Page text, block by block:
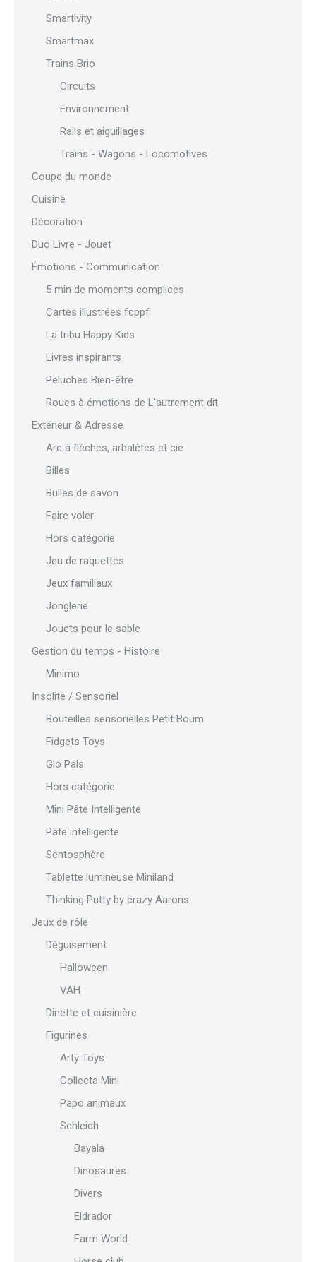
Smartivity
Smartmax
Trains Brio
Circuits
Environnement
Rails et aiguillages
Trains - Wagons - Locomotives
Coupe du monde
Cuisine
Décoration
Duo Livre - Jouet
Émotions - Communication
5 min de moments complices
Cartes illustrées fcppf
La tribu Happy Kids
Livres inspirants
Peluches Bien-être
Roues à émotions de L'autrement dit
Extérieur & Adresse
Arc à flèches, arbalètes et cie
Billes
Bulles de savon
Faire voler
Hors catégorie
Jeu de raquettes
Jeux familiaux
Jonglerie
Jouets pour le sable
Gestion du temps - Histoire
Minimo
Insolite / Sensoriel
Bouteilles sensorielles Petit Boum
Fidgets Toys
Glo Pals
Hors catégorie
Mini Pâte Intelligente
Pâte intelligente
Sentosphère
Tablette lumineuse Miniland
Thinking Putty by crazy Aarons
Jeux de rôle
Déguisement
Halloween
VAH
Dinette et cuisinière
Figurines
Arty Toys
Collecta Mini
Papo animaux
Schleich
Bayala
Dinosaures
Divers
Eldrador
Farm World